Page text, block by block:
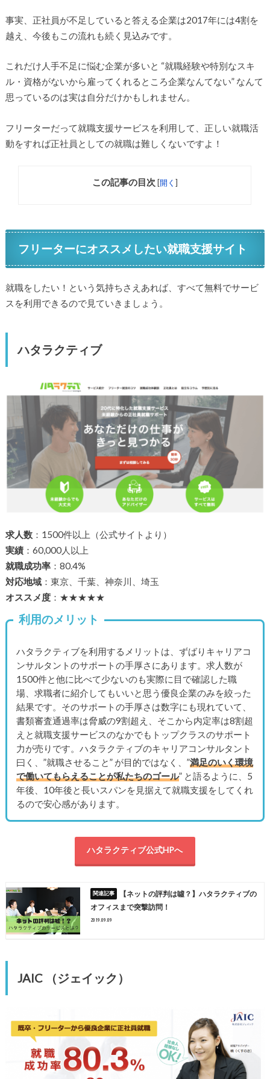
事実、正社員が不足していると答える企業は2017年には4割を
越え、今後もこの流れも続く見込みです。
これだけ人手不足に悩む企業が多いと “就職経験や特別なスキ
ル・資格がないから雇ってくれるところ企業なんてない” なんて
思っているのは実は自分だけかもしれません。
フリーターだって就職支援サービスを利用して、正しい就職活
動をすれば正社員としての就職は難しくないですよ！
この記事の目次 [開く ]
フリーターにオススメしたい就職支援サイト
就職をしたい！という気持ちさえあれば、すべて無料でサービ
スを利用できるので見ていきましょう。
ハタラクティブ
求人数：1500件以上（公式サイトより）
実績：60,000人以上
就職成功率：80.4%
対応地域：東京、千葉、神奈川、埼玉
オススメ度：★★★★★
利用のメリット
ハタラクティブを利用するメリットは、ずばりキャリアコ
ンサルタントのサポートの手厚さにあります。求人数が
1500件と他に比べて少ないのも実際に目で確認した職
場、求職者に紹介してもいいと思う優良企業のみを絞った
結果です。そのサポートの手厚さは数字にも現れていて、
書類審査通過率は脅威の9割超え、そこから内定率は8割超
えと就職支援サービスのなかでもトップクラスのサポート
力が売りです。ハタラクティブのキャリアコンサルタント
曰く、”就職させること” が目的ではなく、”満足のいく環境
で働いてもらえることが私たちのゴール” と語るように、5
年後、10年後と長いスパンを見据えて就職支援をしてくれ
るので安心感があります。
ハタラクティブ公式HPへ
【ネットの評判は噓？】ハタラクティブの
オフィスまで突撃訪問！
2019.09.09
JAIC （ジェイック）